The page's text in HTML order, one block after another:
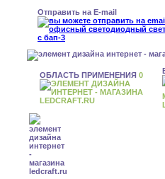
Отправить на E-mail
ОБЛАСТЬ ПРИМЕНЕНИЯ 0